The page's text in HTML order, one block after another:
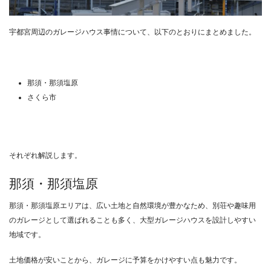
宇都宮周辺のガレージハウス事情について、以下のとおりにまとめました。
那須・那須塩原
さくら市
それぞれ解説します。
那須・那須塩原
那須・那須塩原エリアは、広い土地と自然環境が豊かなため、別荘や趣味用
のガレージとして選ばれることも多く、大型ガレージハウスを設計しやすい
地域です。
土地価格が安いことから、ガレージに予算をかけやすい点も魅力です。